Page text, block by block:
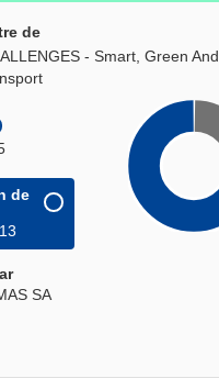
de
- Smart, Green And
de
SA